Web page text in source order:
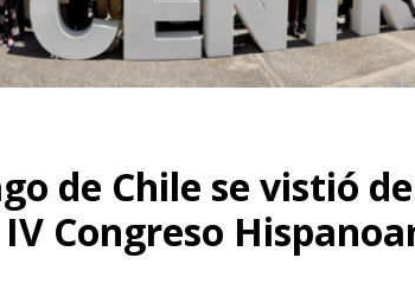
de Chile se vistió de
Congreso